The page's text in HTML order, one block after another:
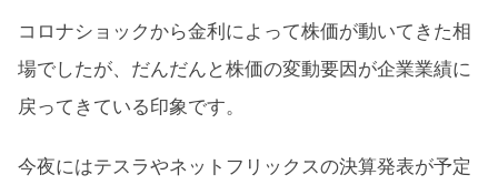
コロナショックから金利によって株価が動いてきた相
場でしたが、だんだんと株価の変動要因が企業業績に
戻ってきている印象です。
今夜にはテスラやネットフリックスの決算発表が予定